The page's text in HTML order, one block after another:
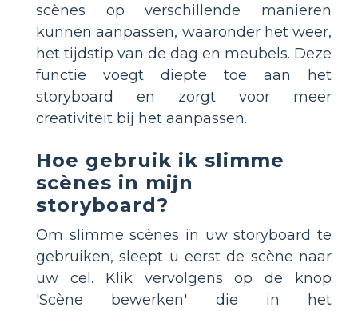
scènes op verschillende manieren
kunnen aanpassen, waaronder het weer,
het tijdstip van de dag en meubels. Deze
functie voegt diepte toe aan het
storyboard en zorgt voor meer
creativiteit bij het aanpassen.
Hoe gebruik ik slimme
scènes in mijn
storyboard?
Om slimme scènes in uw storyboard te
gebruiken, sleept u eerst de scène naar
uw cel. Klik vervolgens op de knop
'Scène bewerken' die in het